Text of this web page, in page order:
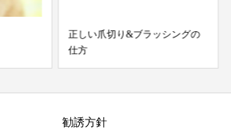
正しい爪切り&ブラッシングの
仕方
勧誘方針